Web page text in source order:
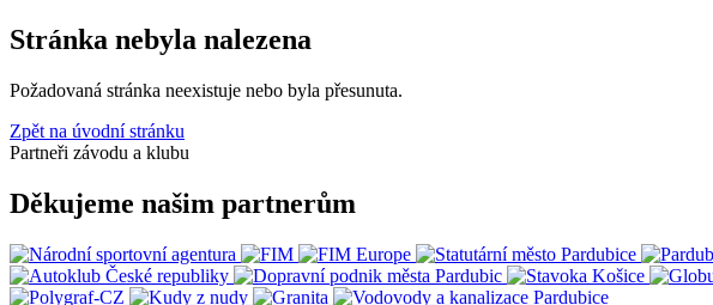
Stránka nebyla nalezena
Požadovaná stránka neexistuje nebo byla přesunuta.
Zpět na úvodní stránku
Partneři závodu a klubu
Děkujeme našim partnerům